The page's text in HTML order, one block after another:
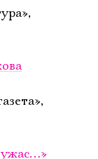
ужас…»